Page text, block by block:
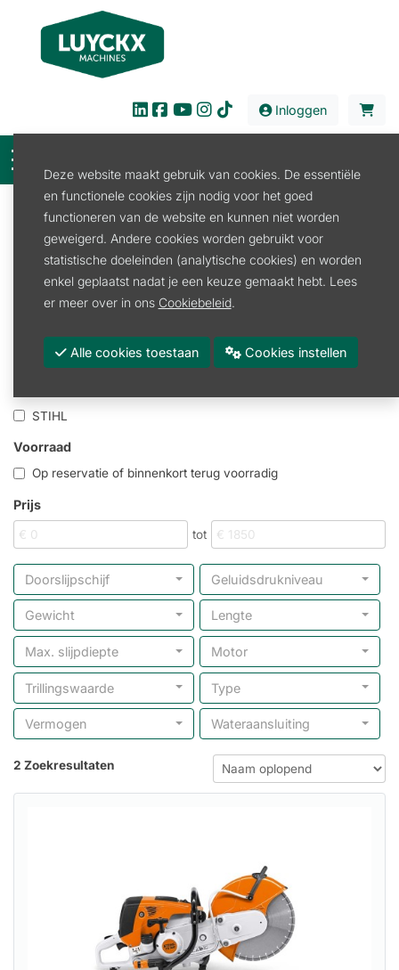
Inloggen
Filter
Verhuur
Doorslijper
Promoties
STIHL
Voorraad
Op reservatie of binnenkort terug voorradig
Prijs
tot
Doorslijpschijf Geluidsdrukniveau
Gewicht Lengte
Max. slijpdiepte Motor
Trillingswaarde Type
Vermogen Wateraansluiting
2 Zoekresultaten
Deze website maakt gebruik van cookies. De essentiële
en functionele cookies zijn nodig voor het goed
functioneren van de website en kunnen niet worden
geweigerd. Andere cookies worden gebruikt voor
statistische doeleinden (analytische cookies) en worden
enkel geplaatst nadat je een keuze gemaakt hebt. Lees
er meer over in ons Cookiebeleid.
Alle cookies toestaan Cookies instellen